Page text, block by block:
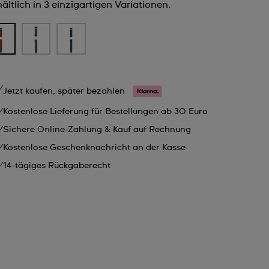
in 3 einzigartigen Variationen.
Jetzt kaufen, später bezahlen
Kostenlose Lieferung für Bestellungen ab 30 Euro
Sichere Online-Zahlung & Kauf auf Rechnung
Kostenlose Geschenknachricht an der Kasse
14-tägiges Rückgaberecht